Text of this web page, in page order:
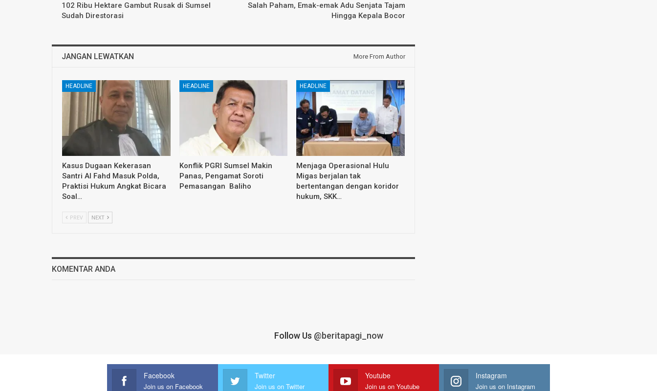
102 Ribu Hektare Gambut Rusak di Sumsel
Sudah Direstorasi
Salah Paham, Emak-emak Adu Senjata Tajam
Hingga Kepala Bocor
JANGAN LEWATKAN More From Author
HEADLINE
Kasus Dugaan Kekerasan
Santri Al Fahd Masuk Polda,
Praktisi Hukum Angkat Bicara
Soal…
HEADLINE
Konflik PGRI Sumsel Makin
Panas, Pengamat Soroti
Pemasangan Baliho
HEADLINE
Menjaga Operasional Hulu
Migas berjalan tak
bertentangan dengan koridor
hukum, SKK…
PREV NEXT
KOMENTAR ANDA
Follow Us @beritapagi_now
Facebook
Join us on Facebook
Twitter
Join us on Twitter
Youtube
Join us on Youtube
Instagram
Join us on Instagram